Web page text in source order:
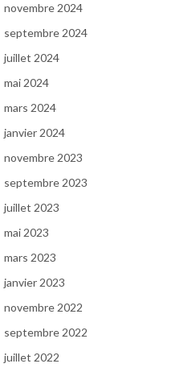
novembre 2024
septembre 2024
juillet 2024
mai 2024
mars 2024
janvier 2024
novembre 2023
septembre 2023
juillet 2023
mai 2023
mars 2023
janvier 2023
novembre 2022
septembre 2022
juillet 2022